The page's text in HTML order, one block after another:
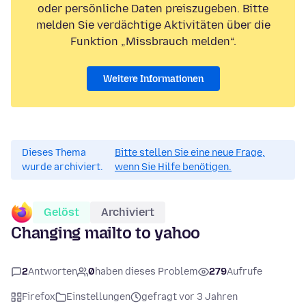
oder persönliche Daten preiszugeben. Bitte
melden Sie verdächtige Aktivitäten über die
Funktion „Missbrauch melden“.
Weitere Informationen
Dieses Thema
wurde archiviert.
Bitte stellen Sie eine neue Frage,
wenn Sie Hilfe benötigen.
Gelöst Archiviert
Changing mailto to yahoo
2Antworten 0haben dieses Problem 279Aufrufe
Firefox Einstellungen
gefragt vor 3 Jahren